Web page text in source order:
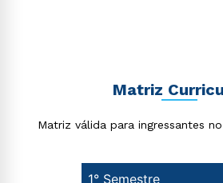
Matriz
Matriz válida para ingressantes
1° Semestre